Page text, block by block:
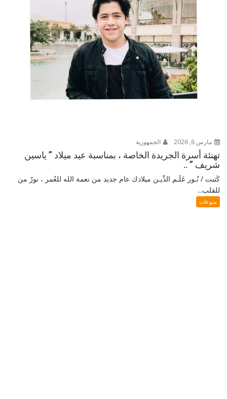
مارس 6, 2026 الجمهورية
تهنئة أسرة الجريدة الخاصة ، بمناسبة عيد ميلاد ” ياسين
شريف ” ..
كَتبت / نُـور عَلَـم الدِّيـن ميلادك عام جديد من نعمة الله للعُمر ، نورٌ من
للقلب...
منوعات